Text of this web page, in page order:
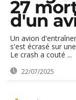
27
d'un
Un avion
s'est écrasé sur
Le crash a couté ...
22/07/2025